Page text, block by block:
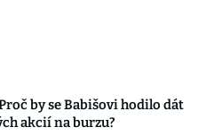
by se Babišovi hodilo dát
akcií na burzu?